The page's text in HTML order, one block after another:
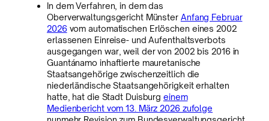
In dem Verfahren, in dem das
Oberverwaltungsgericht Münster Anfang Februar
2026vom automatischen Erlöschen eines 2002
erlassenen Einreise- und Aufenthaltsverbots
ausgegangen war, weil der von 2002 bis 2016 in
Guantánamo inhaftierte mauretanische
Staatsangehörige zwischenzeitlich die
niederländische Staatsangehörigkeit erhalten
hatte, hat die Stadt Duisburg einem
Medienbericht vom 13. März 2026 zufolge